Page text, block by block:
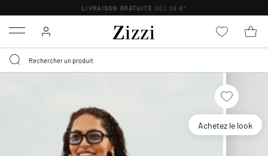
LIVRAISON GRATUITE DÈS 59 €*
Menu
Achetez le look